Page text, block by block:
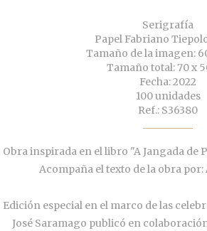
Serigrafía
Papel Fabriano
Tamaño de la imagen:
Tamaño total: 70 x
Fecha: 2022
100 unidades
Ref.: S36380
Obra inspirada en el libro "A Jangada de
Acompaña el texto de la obra por:
Edición especial en el marco de las
José Saramago publicó en